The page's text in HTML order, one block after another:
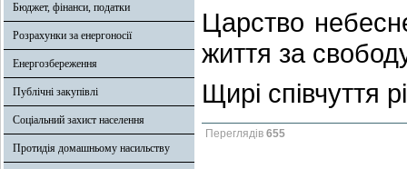
Бюджет, фінанси, податки
Розрахунки за енергоносії
Енергозбереження
Публічні закупівлі
Соціальний захист населення
Протидія домашньому насильству
Царство
життя за
Щирі співчуття
Переглядів 655